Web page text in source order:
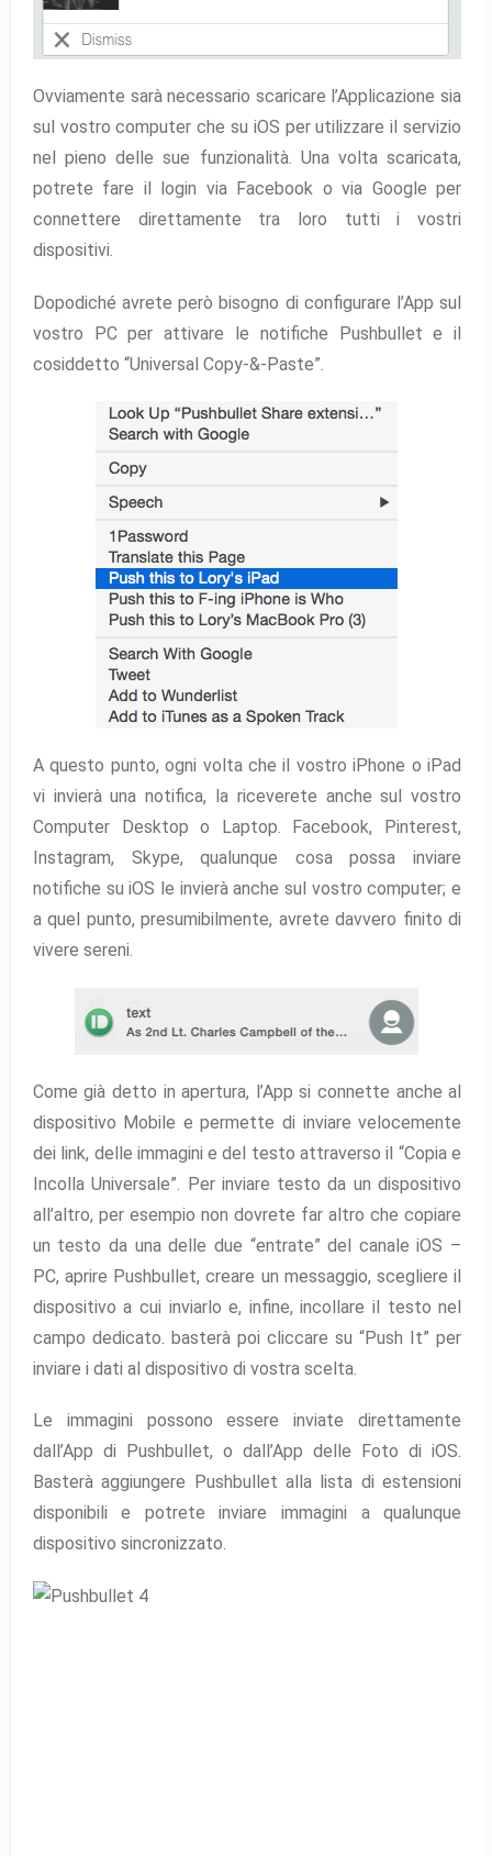
Ovviamente sarà necessario scaricare l’Applicazione sia
sul vostro computer che su iOS per utilizzare il servizio
nel pieno delle sue funzionalità. Una volta scaricata,
potrete fare il login via Facebook o via Google per
connettere direttamente tra loro tutti i vostri
dispositivi.
Dopodiché avrete però bisogno di configurare l’App sul
vostro PC per attivare le notifiche Pushbullet e il
cosiddetto “Universal Copy-&-Paste”.
A questo punto, ogni volta che il vostro iPhone o iPad
vi invierà una notifica, la riceverete anche sul vostro
Computer Desktop o Laptop. Facebook, Pinterest,
Instagram, Skype, qualunque cosa possa inviare
notifiche su iOS le invierà anche sul vostro computer; e
a quel punto, presumibilmente, avrete davvero finito di
vivere sereni.
Come già detto in apertura, l’App si connette anche al
dispositivo Mobile e permette di inviare velocemente
dei link, delle immagini e del testo attraverso il “Copia e
Incolla Universale”. Per inviare testo da un dispositivo
all’altro, per esempio non dovrete far altro che copiare
un testo da una delle due “entrate” del canale iOS –
PC, aprire Pushbullet, creare un messaggio, scegliere il
dispositivo a cui inviarlo e, infine, incollare il testo nel
campo dedicato. basterà poi cliccare su “Push It” per
inviare i dati al dispositivo di vostra scelta.
Le immagini possono essere inviate direttamente
dall’App di Pushbullet, o dall’App delle Foto di iOS.
Basterà aggiungere Pushbullet alla lista di estensioni
disponibili e potrete inviare immagini a qualunque
dispositivo sincronizzato.